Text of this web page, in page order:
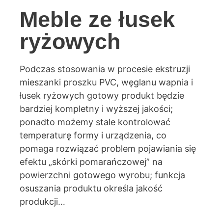
Meble ze łusek
ryżowych
Podczas stosowania w procesie ekstruzji
mieszanki proszku PVC, węglanu wapnia i
łusek ryżowych gotowy produkt będzie
bardziej kompletny i wyższej jakości;
ponadto możemy stale kontrolować
temperaturę formy i urządzenia, co
pomaga rozwiązać problem pojawiania się
efektu „skórki pomarańczowej” na
powierzchni gotowego wyrobu; funkcja
osuszania produktu określa jakość
produkcji…